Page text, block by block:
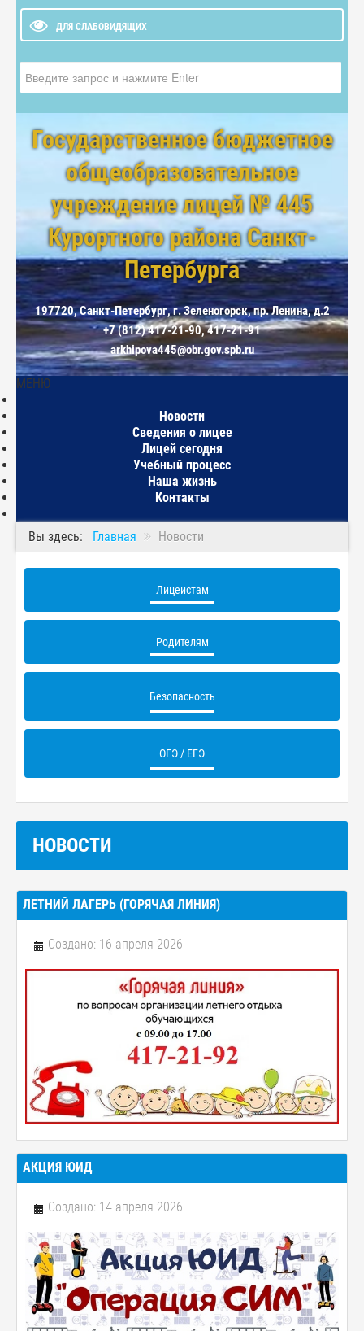
ДЛЯ СЛАБОВИДЯЩИХ
Государственное бюджетное
общеобразовательное
учреждение лицей № 445
Курортного района Санкт-
Петербурга
197720, Санкт-Петербург, г. Зеленогорск, пр. Ленина, д.2
+7 (812) 417-21-90, 417-21-91
arkhipova445@obr.gov.spb.ru
МЕНЮ
Новости
Сведения о лицее
Лицей сегодня
Учебный процесс
Наша жизнь
Контакты
Вы здесь: Главная Новости
Лицеистам
Родителям
Безопасность
ОГЭ / ЕГЭ
НОВОСТИ
ЛЕТНИЙ ЛАГЕРЬ (ГОРЯЧАЯ ЛИНИЯ)
Создано: 16 апреля 2026
АКЦИЯ ЮИД
Создано: 14 апреля 2026